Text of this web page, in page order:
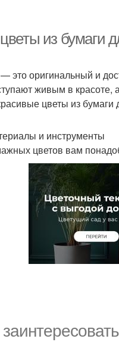
из бумаги
это оригинальный и
живым в
цветы из
и инструменты
цветов вам